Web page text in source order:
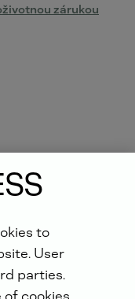
zárukou
to
User
parties.